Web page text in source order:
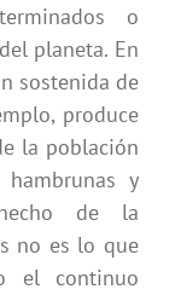
o
planeta. En
sostenida de
produce
la población
y
de la
no es lo que
el continuo